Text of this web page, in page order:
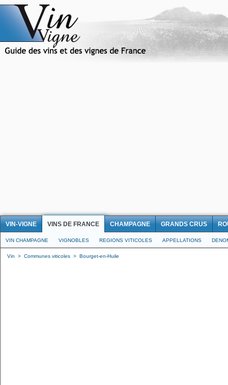
VIN-VIGNE VINS DE FRANCE CHAMPAGNE GRANDS CRUS
VIN CHAMPAGNE VIGNOBLES REGIONS VITICOLES APPELLATIONS
Vin > Communes viticoles > Bourget-en-Huile